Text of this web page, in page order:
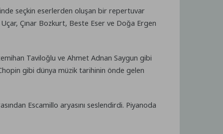
seçkin eserlerden oluşan bir repertuvar
Çınar Bozkurt, Beste Eser ve Doğa Ergen
Taviloğlu ve Ahmet Adnan Saygun gibi
gibi dünya müzik tarihinin önde gelen
Escamillo aryasını seslendirdi. Piyanoda